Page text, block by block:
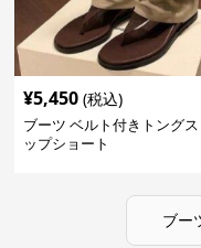
¥5,450 (税込)
ブーツ ベルト付きトングス
ップショート
ブー